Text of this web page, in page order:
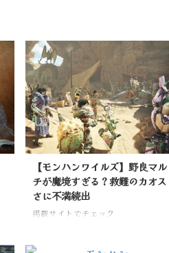
【モンハンワイルズ】野良マル
チが魔境すぎる？救難のカオス
さに不満続出
掲載サイトでチェック